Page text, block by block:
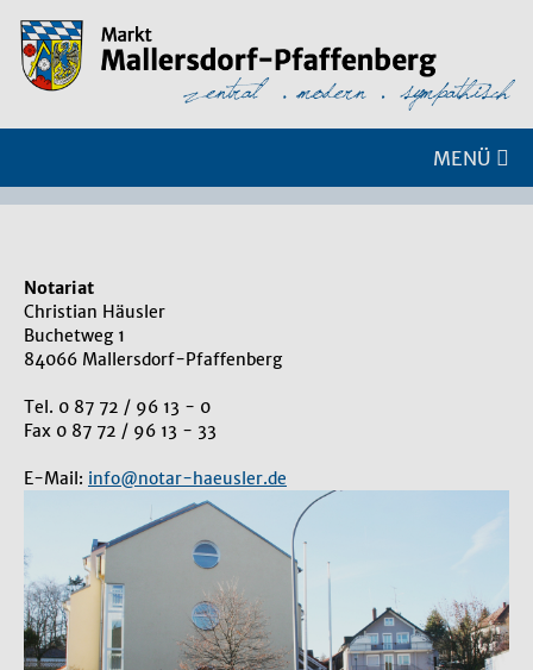
MENÜ
Notariat
Christian Häusler
Buchetweg 1
84066 Mallersdorf-Pfaffenberg
Tel. 0 87 72 / 96 13 - 0
Fax 0 87 72 / 96 13 - 33
E-Mail: info@notar-haeusler.de